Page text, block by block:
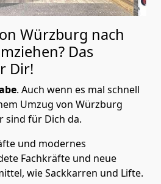
Würzburg nach
Das
Dir!
. Auch wenn es mal schnell
Umzug von Würzburg
sind für Dich da.
und modernes
Fachkräfte und neue
wie Sackkarren und Lifte.